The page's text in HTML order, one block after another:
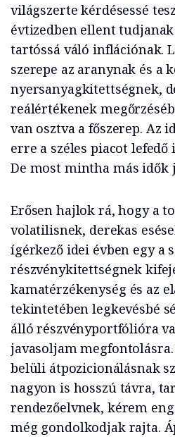
világszerte kérdésessé
évtizedben ellent
tartóssá váló inflációnak.
szerepe az aranynak és a
nyersanyagkitettségnek,
reálértékenek
van osztva a főszerep. Az
erre a széles piacot lefedő
De most mintha más idők
Erősen hajlok rá, hogy a
volatilisnek, derekas
ígérkező idei évben egy a
részvénykitettségnek
kamatérzékenység és az
tekintetében legkevésbé
álló részvényportfólióra
javasoljam
belüli átpozicionálásnak
nagyon is hosszú távra,
rendezőelvnek, kérem
még gondolkodjak rajta.